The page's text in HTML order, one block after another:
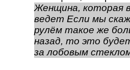
Женщина, которая
ведет Если мы
рулём такое же
назад, то это
за лобовым